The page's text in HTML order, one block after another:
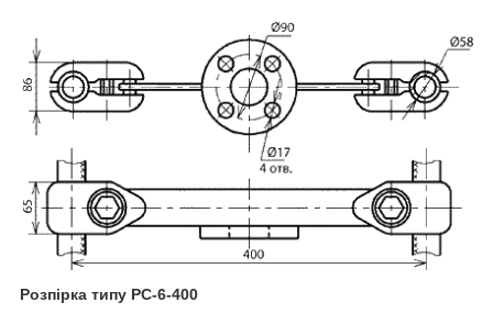
Розпірка типу РС-6-400